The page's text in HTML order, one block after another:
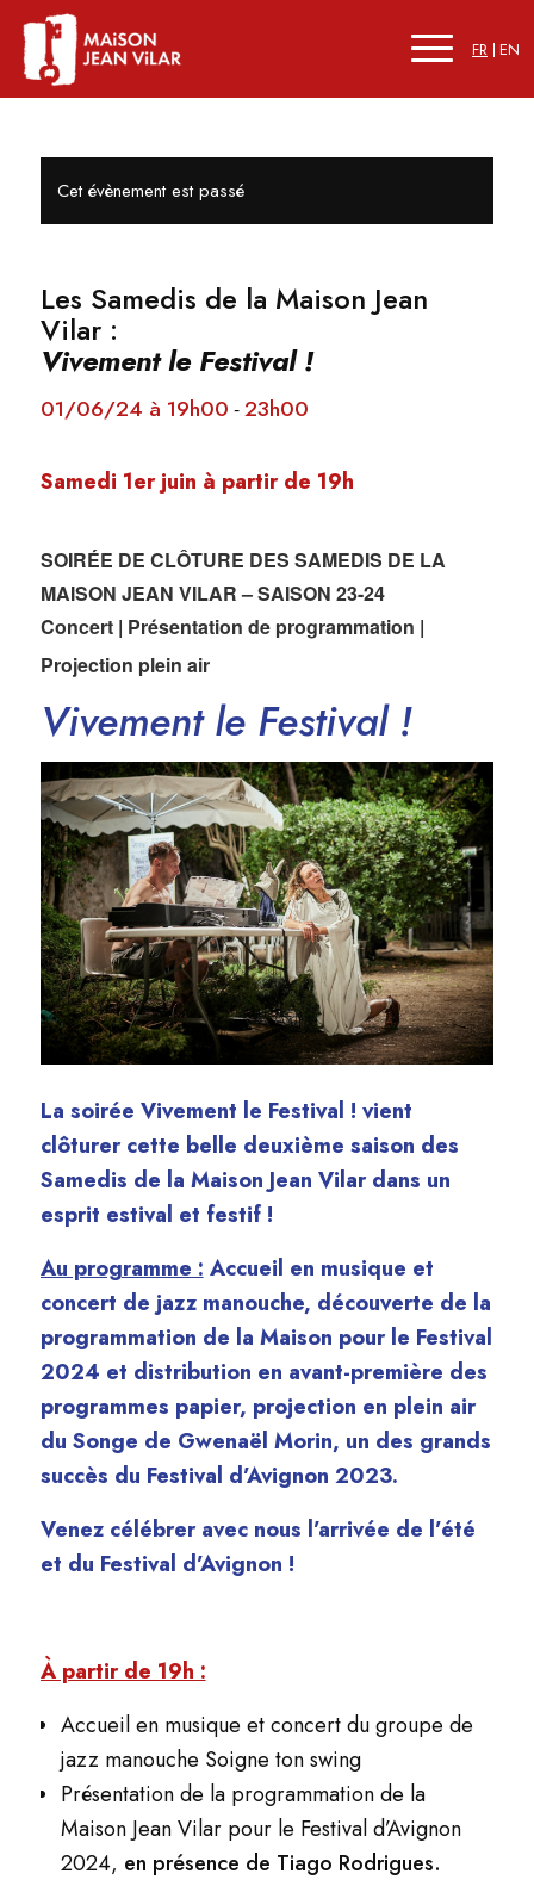
FR EN
Cet évènement est passé
Les Samedis de la Maison Jean
Vilar :
Vivement le Festival !
01/06/24 à 19h00 -23h00
Samedi 1er juin à partir de 19h
SOIRÉE DE CLÔTURE DES SAMEDIS DE LA
MAISON JEAN VILAR – SAISON 23-24
Concert | Présentation de programmation |
Projection plein air
Vivement le Festival !
La soirée Vivement le Festival ! vient
clôturer cette belle deuxième saison des
Samedis de la Maison Jean Vilar dans un
esprit estival et festif !
Au programme : Accueil en musique et
concert de jazz manouche, découverte de la
programmation de la Maison pour le Festival
2024 et distribution en avant-première des
programmes papier, projection en plein air
du Songe de Gwenaël Morin, un des grands
succès du Festival d’Avignon 2023.
Venez célébrer avec nous l’arrivée de l’été
et du Festival d’Avignon !
À partir de 19h :
Accueil en musique et concert du groupe de
jazz manouche Soigne ton swing
Présentation de la programmation de la
Maison Jean Vilar pour le Festival d’Avignon
2024, en présence de Tiago Rodrigues.